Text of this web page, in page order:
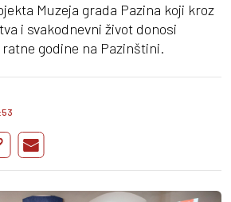
Muzeja grada Pazina koji kroz
i svakodnevni život donosi
godine na Pazinštini.